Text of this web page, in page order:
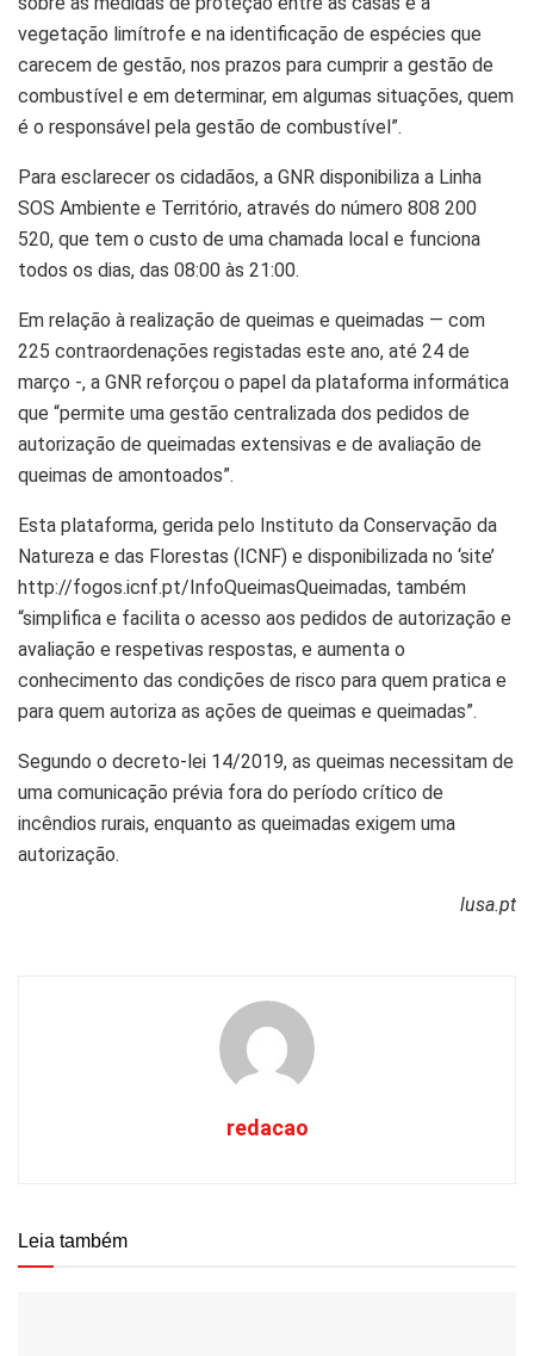
vegetação limítrofe e na identificação de espécies que
carecem de gestão, nos prazos para cumprir a gestão de
combustível e em determinar, em algumas situações, quem
é o responsável pela gestão de combustível”.
Para esclarecer os cidadãos, a GNR disponibiliza a Linha
SOS Ambiente e Território, através do número 808 200
520, que tem o custo de uma chamada local e funciona
todos os dias, das 08:00 às 21:00.
Em relação à realização de queimas e queimadas — com
225 contraordenações registadas este ano, até 24 de
março -, a GNR reforçou o papel da plataforma informática
que “permite uma gestão centralizada dos pedidos de
autorização de queimadas extensivas e de avaliação de
queimas de amontoados”.
Esta plataforma, gerida pelo Instituto da Conservação da
Natureza e das Florestas (ICNF) e disponibilizada no ‘site’
http://fogos.icnf.pt/InfoQueimasQueimadas, também
“simplifica e facilita o acesso aos pedidos de autorização e
avaliação e respetivas respostas, e aumenta o
conhecimento das condições de risco para quem pratica e
para quem autoriza as ações de queimas e queimadas”.
Segundo o decreto-lei 14/2019, as queimas necessitam de
uma comunicação prévia fora do período crítico de
incêndios rurais, enquanto as queimadas exigem uma
autorização.
lusa.pt
redacao
Leia também